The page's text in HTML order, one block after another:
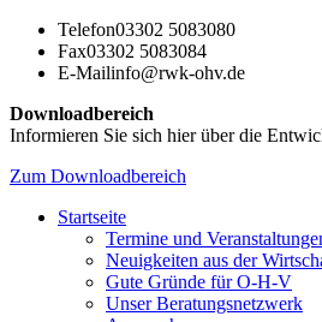
Telefon03302 5083080
Fax03302 5083084
E-Mailinfo@rwk-ohv.de
Downloadbereich
Informieren Sie sich hier über die
Zum Downloadbereich
Startseite
Termine und
Neuigkeiten aus der
Gute Gründe für O-H-V
Unser Beratungsnetzwerk